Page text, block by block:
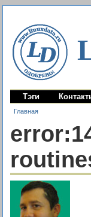
Тэги
Главная